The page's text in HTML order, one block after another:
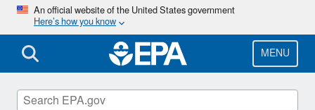
Skip
main
content
An official website of the United States government
Here’s how you know
MENU
Inflation Reduction Act